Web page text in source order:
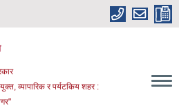
व्यापारिक र पर्यटकिय शहर :